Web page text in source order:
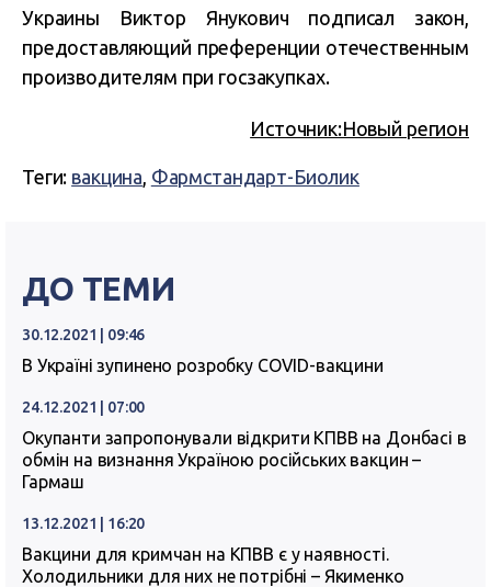
Украины Виктор Янукович подписал закон,
предоставляющий преференции отечественным
производителям при госзакупках.
Источник:Новый регион
Теги: вакцина, Фармстандарт-Биолик
ДО ТЕМИ
30.12.2021 | 09:46
В Україні зупинено розробку COVID-вакцини
24.12.2021 | 07:00
Окупанти запропонували відкрити КПВВ на Донбасі в
обмін на визнання Україною російських вакцин –
Гармаш
13.12.2021 | 16:20
Вакцини для кримчан на КПВВ є у наявності.
Холодильники для них не потрібні – Якименко